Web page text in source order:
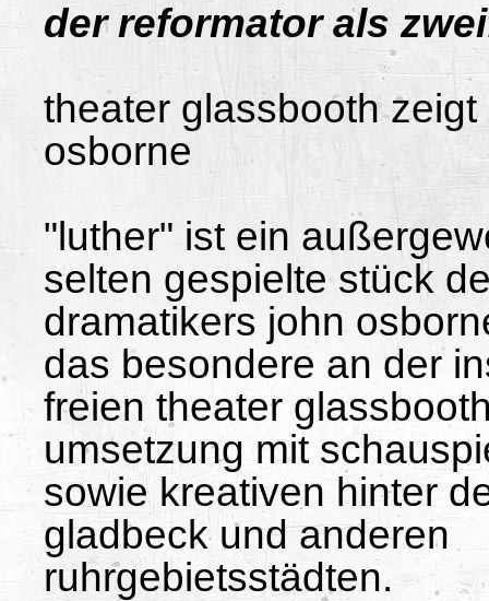
der reformator als
theater glassbooth
osborne
"luther" ist ein
selten gespielte stück
dramatikers john
das besondere an der
freien theater
umsetzung mit
sowie kreativen hinter
gladbeck und anderen
ruhrgebietsstädten.